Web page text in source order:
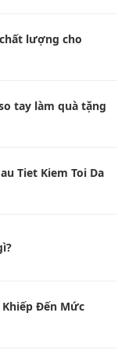
lượng cho
tay làm quà tặng
Tiet Kiem Toi Da
Đến Mức